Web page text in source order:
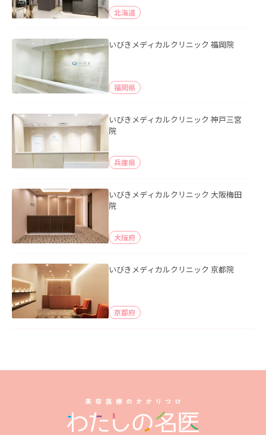
北海道
いびきメディカルクリニック 福岡院
福岡県
いびきメディカルクリニック 神戸三宮
院
兵庫県
いびきメディカルクリニック 大阪梅田
院
大阪府
いびきメディカルクリニック 京都院
京都府